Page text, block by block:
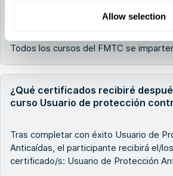
Allow selection
¿Qué lengua se utiliza durante el
Todos los cursos del FMTC se
¿Qué certificados recibiré
curso Usuario de protección
Tras completar con éxito Usuario de
Anticaídas, el participante recibirá el/
certificado/s: Usuario de Protección